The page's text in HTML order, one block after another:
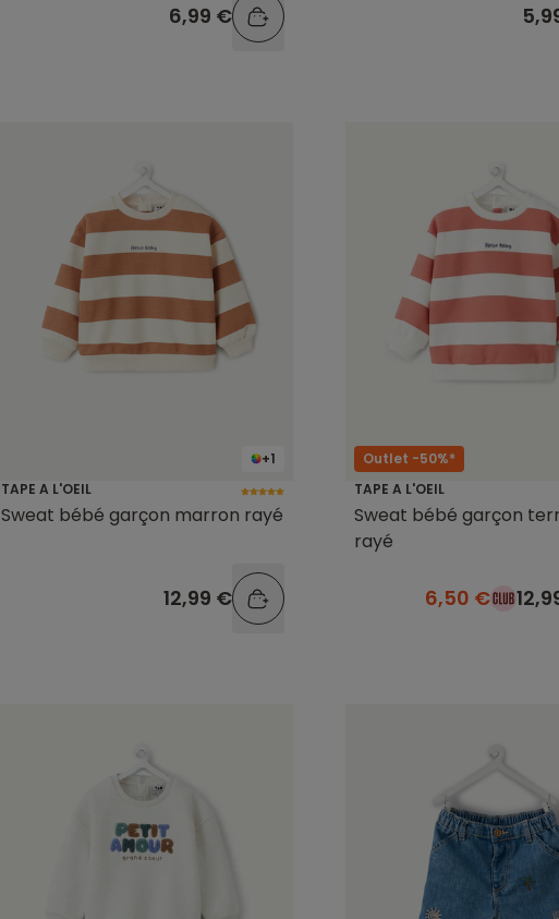
6,99 €
+1
TAPE A L'OEIL
Sweat bébé garçon marron rayé
12,99 €
Outlet -50%*
TAPE A L'OEIL
Sweat bébé garçon
rayé
6,50 €